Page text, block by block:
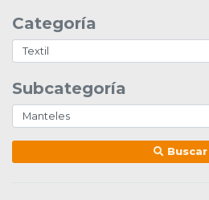
Categoría
Subcategoría
Buscar